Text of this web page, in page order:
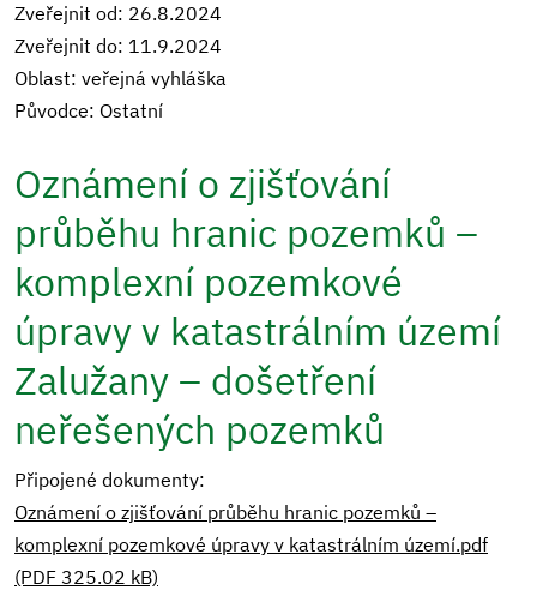
Zveřejnit od: 26.8.2024
Zveřejnit do: 11.9.2024
Oblast: veřejná vyhláška
Původce: Ostatní
Oznámení o zjišťování
průběhu hranic pozemků –
komplexní pozemkové
úpravy v katastrálním území
Zalužany – došetření
neřešených pozemků
Připojené dokumenty:
Oznámení o zjišťování průběhu hranic pozemků –
komplexní pozemkové úpravy v katastrálním území.pdf
(PDF 325.02 kB)